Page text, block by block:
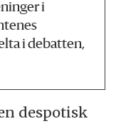
i
i debatten,
despotisk